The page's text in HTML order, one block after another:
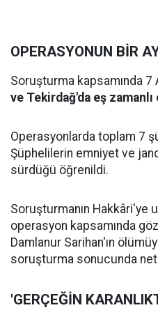
OPERASYONUN BİR
Soruşturma kapsamında
ve Tekirdağ'da eş
Operasyonlarda toplam 7
Şüphelilerin emniyet ve
sürdüğü öğrenildi.
Soruşturmanın Hakkâri'ye
operasyon kapsamında
Damlanur Sarihan'ın
soruşturma sonucunda
'GERÇEĞİN